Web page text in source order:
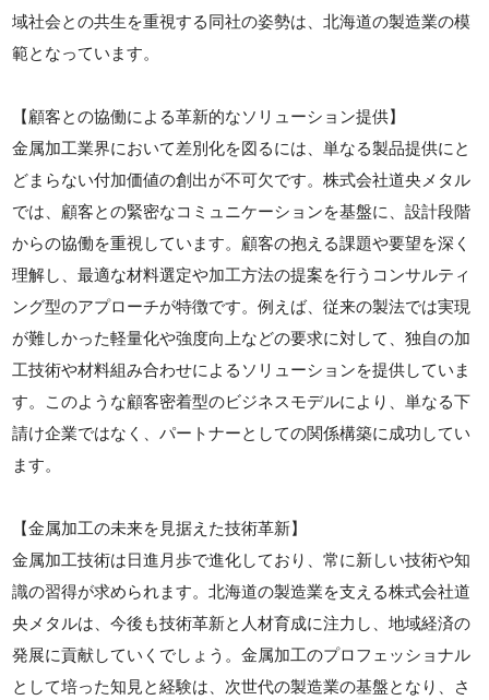
域社会との共生を重視する同社の姿勢は、北海道の製造業の模
範となっています。
【顧客との協働による革新的なソリューション提供】
金属加工業界において差別化を図るには、単なる製品提供にと
どまらない付加価値の創出が不可欠です。株式会社道央メタル
では、顧客との緊密なコミュニケーションを基盤に、設計段階
からの協働を重視しています。顧客の抱える課題や要望を深く
理解し、最適な材料選定や加工方法の提案を行うコンサルティ
ング型のアプローチが特徴です。例えば、従来の製法では実現
が難しかった軽量化や強度向上などの要求に対して、独自の加
工技術や材料組み合わせによるソリューションを提供していま
す。このような顧客密着型のビジネスモデルにより、単なる下
請け企業ではなく、パートナーとしての関係構築に成功してい
ます。
【金属加工の未来を見据えた技術革新】
金属加工技術は日進月歩で進化しており、常に新しい技術や知
識の習得が求められます。北海道の製造業を支える株式会社道
央メタルは、今後も技術革新と人材育成に注力し、地域経済の
発展に貢献していくでしょう。金属加工のプロフェッショナル
として培った知見と経験は、次世代の製造業の基盤となり、さ